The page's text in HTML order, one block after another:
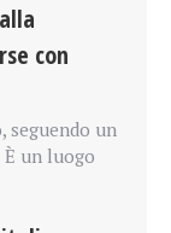
con
seguendo un
un luogo